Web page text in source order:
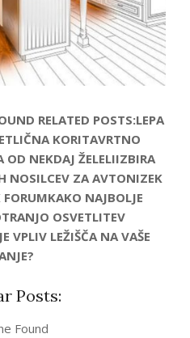
RELATED POSTS:LEPA
KORITAVRTNO
OD NEKDAJ ŽELELIIZBIRA
NOSILCEV ZA AVTONIZEK
NAJBOLJE
OSVETLITEV
VPLIV LEŽIŠČA NA VAŠE
Posts:
Found